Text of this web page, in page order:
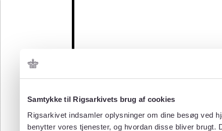
Samtykke til Rigsarkivets brug af cookies
Rigsarkivet indsamler oplysninger om dine besøg ved
benytter vores tjenester, og hvordan disse bliver